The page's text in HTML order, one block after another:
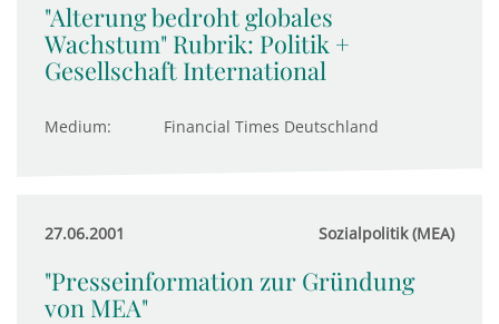
"Alterung bedroht globales
Wachstum" Rubrik: Politik +
Gesellschaft International
Medium: Financial Times Deutschland
27.06.2001 Sozialpolitik (MEA)
"Presseinformation zur Gründung
von MEA"